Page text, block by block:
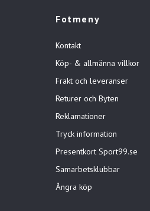
Fotmeny
Kontakt
Köp- & allmänna villkor
Frakt och leveranser
Returer och Byten
Reklamationer
Tryck information
Presentkort Sport99.se
Samarbetsklubbar
Ångra köp